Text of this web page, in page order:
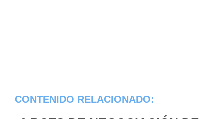
CONTENIDO RELACIONADO: